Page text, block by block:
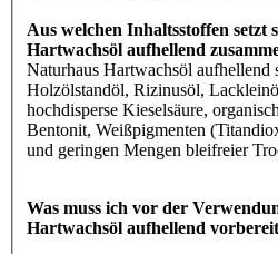
Aus welchen Inhaltsstoffen setzt
Hartwachsöl aufhellend
Naturhaus Hartwachsöl aufhellend
Holzölstandöl, Rizinusöl,
hochdisperse Kieselsäure,
Bentonit, Weißpigmenten
und geringen Mengen bleifreier
Was muss ich vor der
Hartwachsöl aufhellend